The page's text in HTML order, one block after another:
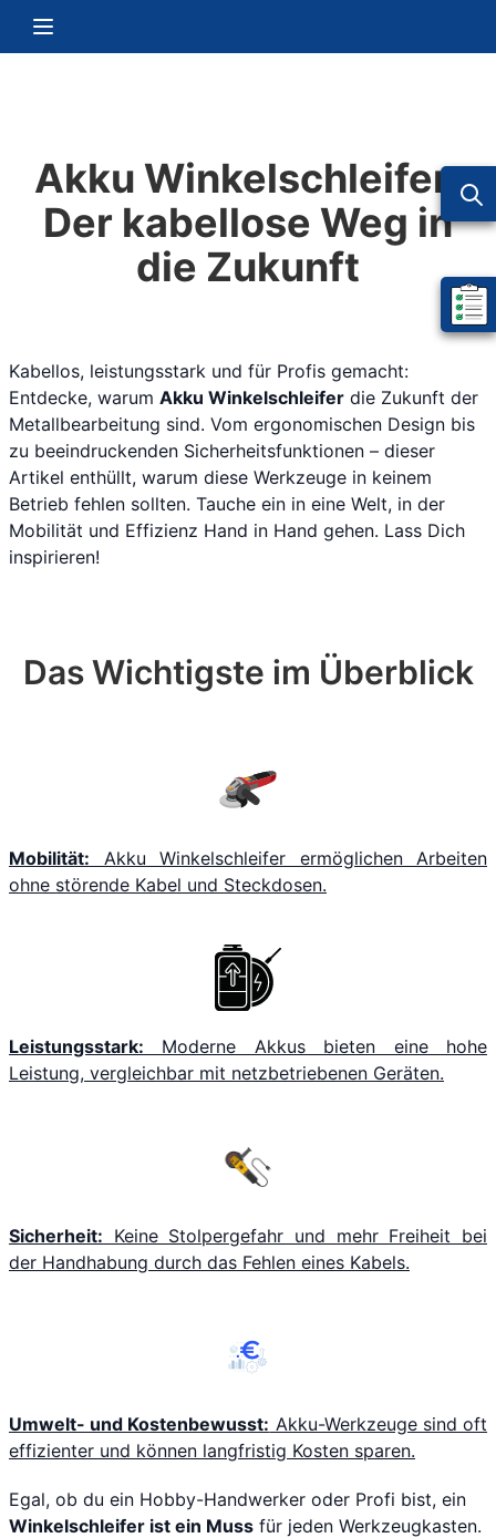
Navigation umschalten
Mein
Akku Winkelschleifer:
Der kabellose Weg in
die Zukunft
Kabellos, leistungsstark und für Profis gemacht:
Entdecke, warum Akku Winkelschleifer die Zukunft der
Metallbearbeitung sind. Vom ergonomischen Design bis
zu beeindruckenden Sicherheitsfunktionen – dieser
Artikel enthüllt, warum diese Werkzeuge in keinem
Betrieb fehlen sollten. Tauche ein in eine Welt, in der
Mobilität und Effizienz Hand in Hand gehen. Lass Dich
inspirieren!
Das Wichtigste im Überblick
Mobilität: Akku Winkelschleifer ermöglichen Arbeiten
ohne störende Kabel und Steckdosen.
Leistungsstark: Moderne Akkus bieten eine hohe
Leistung, vergleichbar mit netzbetriebenen Geräten.
Sicherheit: Keine Stolpergefahr und mehr Freiheit bei
der Handhabung durch das Fehlen eines Kabels.
Umwelt- und Kostenbewusst: Akku-Werkzeuge sind oft
effizienter und können langfristig Kosten sparen.
Egal, ob du ein Hobby-Handwerker oder Profi bist, ein
Winkelschleifer ist ein Muss für jeden Werkzeugkasten.